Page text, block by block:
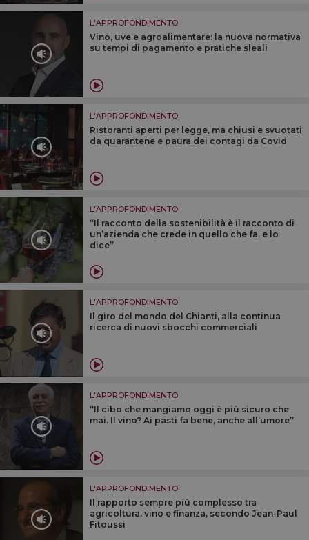
L'APPROFONDIMENTO
Vino, uve e agroalimentare: la nuova normativa
su tempi di pagamento e pratiche sleali
L'APPROFONDIMENTO
Ristoranti aperti per legge, ma chiusi e svuotati
da quarantene e paura dei contagi da Covid
L'APPROFONDIMENTO
“Il racconto della sostenibilità è il racconto di
un’azienda che crede in quello che fa, e lo
dice”
L'APPROFONDIMENTO
Il giro del mondo del Chianti, alla continua
ricerca di nuovi sbocchi commerciali
L'APPROFONDIMENTO
“Il cibo che mangiamo oggi è più sicuro che
mai. Il vino? Ai pasti fa bene, anche all’umore”
L'APPROFONDIMENTO
Il rapporto sempre più complesso tra
agricoltura, vino e finanza, secondo Jean-Paul
Fitoussi